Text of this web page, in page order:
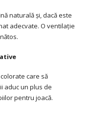
naturală și, dacă este
adecvate. O ventilație
care să
aduc un plus de
pentru joacă.